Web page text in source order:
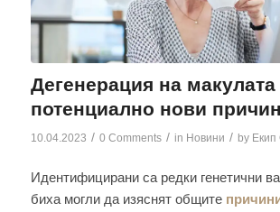
Дегенерация на макулата
потенциално нови
10.04.2023 / 0 Comments / in Новини / by Екип
Идентифицирани са редки генетични
биха могли да изяснят общите